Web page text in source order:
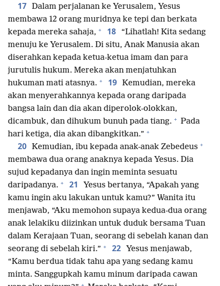
17 Dalam perjalanan ke Yerusalem, Yesus
membawa 12 orang muridnya ke tepi dan berkata
kepada mereka sahaja, + 18
“Lihatlah! Kita sedang
menuju ke Yerusalem. Di situ, Anak Manusia akan
diserahkan kepada ketua-ketua imam dan para
jurutulis hukum. Mereka akan menjatuhkan
hukuman mati atasnya. + 19 Kemudian, mereka
akan menyerahkannya kepada orang daripada
bangsa lain dan dia akan diperolok-olokkan,
dicambuk, dan dihukum bunuh pada tiang. + Pada
hari ketiga, dia akan dibangkitkan.” +
20 Kemudian, ibu kepada anak-anak Zebedeus +
membawa dua orang anaknya kepada Yesus. Dia
sujud kepadanya dan ingin meminta sesuatu
daripadanya. + 21
Yesus bertanya, “Apakah yang
kamu ingin aku lakukan untuk kamu?” Wanita itu
menjawab, “Aku memohon supaya kedua-dua orang
anak lelakiku diizinkan untuk duduk bersama Tuan
dalam Kerajaan Tuan, seorang di sebelah kanan dan
seorang di sebelah kiri.” + 22
Yesus menjawab,
“Kamu berdua tidak tahu apa yang sedang kamu
minta. Sanggupkah kamu minum daripada cawan